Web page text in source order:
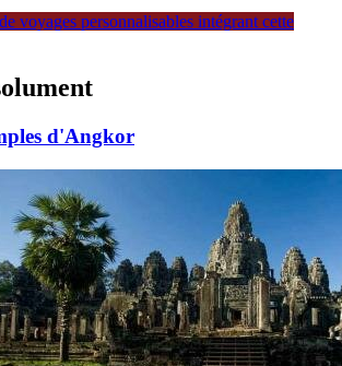
voyages personnalisables intégrant cette
d'Angkor